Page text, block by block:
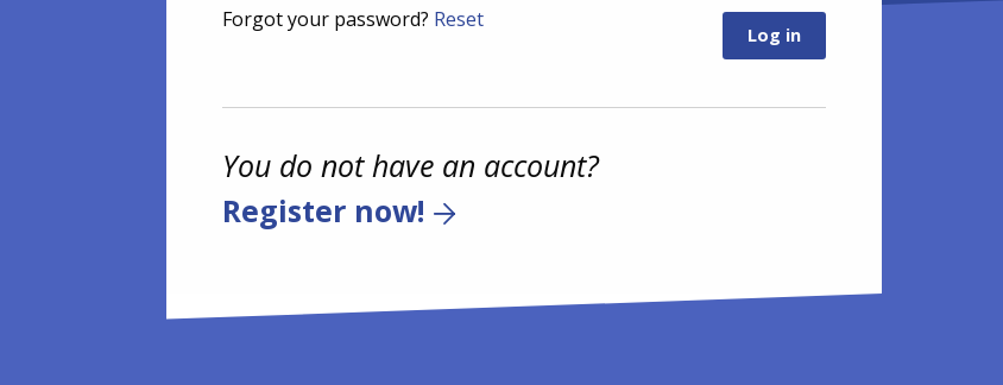
Forgot your password? Reset
You do not have an account?
Register now!